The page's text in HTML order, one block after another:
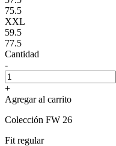
75.5
XXL
59.5
77.5
Cantidad
-
+
Agregar al carrito
Colección FW 26
Fit regular